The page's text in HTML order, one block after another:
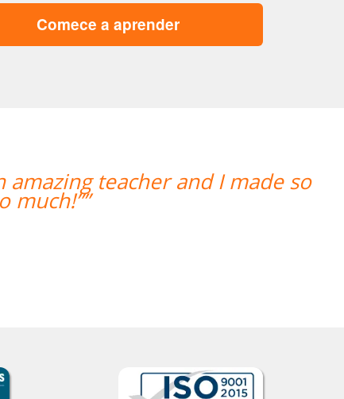
Comece a aprender
“”Lila está absolutamente
também para a seleção de